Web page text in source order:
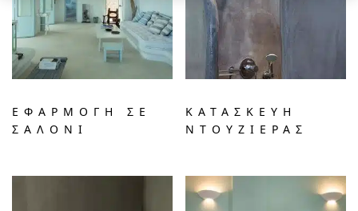
ΕΦΑΡΜΟΓΗ ΣΕ
ΣΑΛΟΝΙ
ΚΑΤΑΣΚΕΥΗ
ΝΤΟΥΖΙΕΡΑΣ